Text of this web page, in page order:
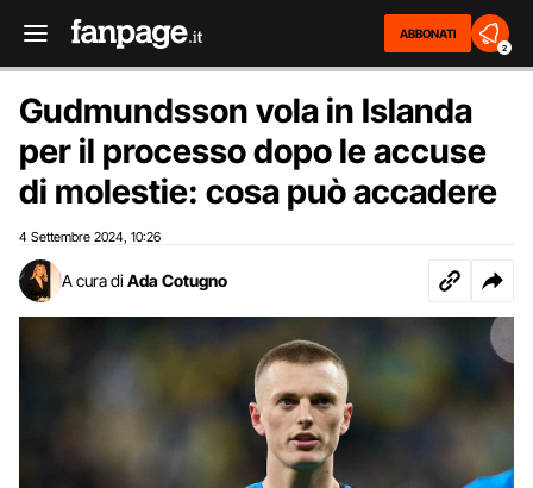
ABBONATI
2
Gudmundsson vola in Islanda
per il processo dopo le accuse
di molestie: cosa può accadere
4 Settembre 2024 10:26
A cura di Ada Cotugno